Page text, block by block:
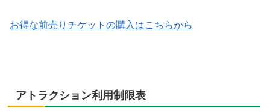
お得な前売りチケットの購入はこちらから
アトラクション利用制限表